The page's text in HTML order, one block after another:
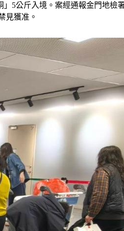
5公斤入境。案經通報金門地檢
見獲准。